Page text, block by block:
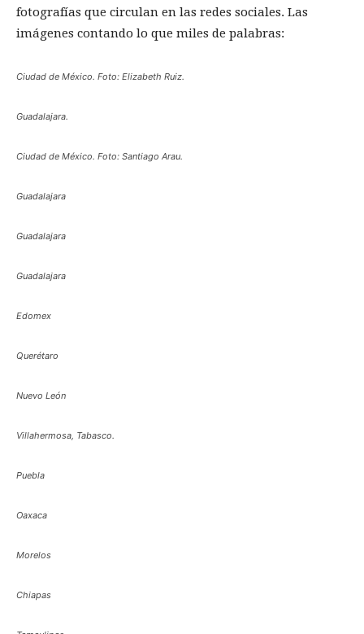
fotografías que circulan en las redes sociales. Las
imágenes contando lo que miles de palabras:
Ciudad de México. Foto: Elizabeth Ruiz.
Guadalajara.
Ciudad de México. Foto: Santiago Arau.
Guadalajara
Guadalajara
Guadalajara
Edomex
Querétaro
Nuevo León
Villahermosa, Tabasco.
Puebla
Oaxaca
Morelos
Chiapas